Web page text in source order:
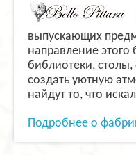
выпускающих
направление
библиотеки,
создать уютную
найдут то, что
Подробнее о